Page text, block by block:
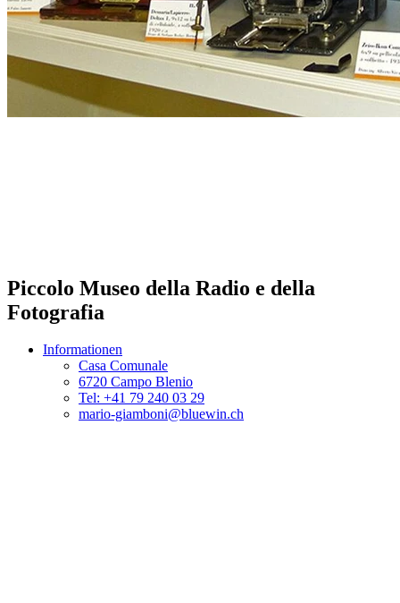
Piccolo Museo della Radio e della
Fotografia
Informationen
Casa Comunale
6720 Campo Blenio
Tel: +41 79 240 03 29
mario-giamboni@bluewin.ch